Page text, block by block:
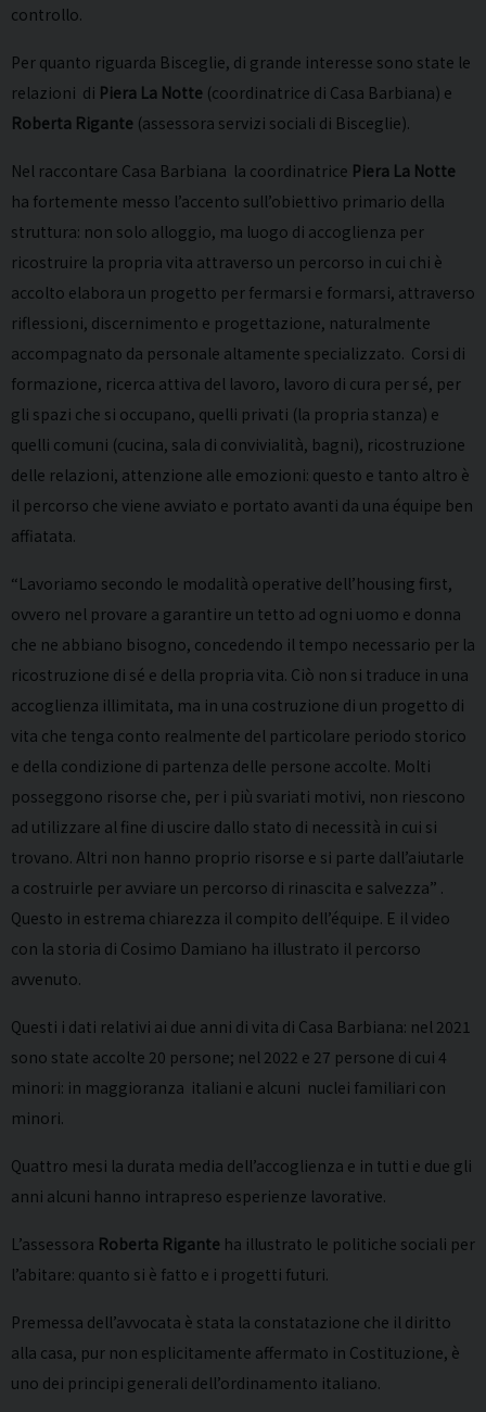
controllo.
Per quanto riguarda Bisceglie, di grande interesse sono state le
relazioni di Piera La Notte (coordinatrice di Casa Barbiana) e
Roberta Rigante (assessora servizi sociali di Bisceglie).
Nel raccontare Casa Barbiana la coordinatrice Piera La Notte
ha fortemente messo l’accento sull’obiettivo primario della
struttura: non solo alloggio, ma luogo di accoglienza per
ricostruire la propria vita attraverso un percorso in cui chi è
accolto elabora un progetto per fermarsi e formarsi, attraverso
riflessioni, discernimento e progettazione, naturalmente
accompagnato da personale altamente specializzato. Corsi di
formazione, ricerca attiva del lavoro, lavoro di cura per sé, per
gli spazi che si occupano, quelli privati (la propria stanza) e
quelli comuni (cucina, sala di convivialità, bagni), ricostruzione
delle relazioni, attenzione alle emozioni: questo e tanto altro è
il percorso che viene avviato e portato avanti da una équipe ben
affiatata.
“Lavoriamo secondo le modalità operative dell’housing first,
ovvero nel provare a garantire un tetto ad ogni uomo e donna
che ne abbiano bisogno, concedendo il tempo necessario per la
ricostruzione di sé e della propria vita. Ciò non si traduce in una
accoglienza illimitata, ma in una costruzione di un progetto di
vita che tenga conto realmente del particolare periodo storico
e della condizione di partenza delle persone accolte. Molti
posseggono risorse che, per i più svariati motivi, non riescono
ad utilizzare al fine di uscire dallo stato di necessità in cui si
trovano. Altri non hanno proprio risorse e si parte dall’aiutarle
a costruirle per avviare un percorso di rinascita e salvezza” .
Questo in estrema chiarezza il compito dell’équipe. E il video
con la storia di Cosimo Damiano ha illustrato il percorso
avvenuto.
Questi i dati relativi ai due anni di vita di Casa Barbiana: nel 2021
sono state accolte 20 persone; nel 2022 e 27 persone di cui 4
minori: in maggioranza italiani e alcuni nuclei familiari con
minori.
Quattro mesi la durata media dell’accoglienza e in tutti e due gli
anni alcuni hanno intrapreso esperienze lavorative.
L’assessora Roberta Rigante ha illustrato le politiche sociali per
l’abitare: quanto si è fatto e i progetti futuri.
Premessa dell’avvocata è stata la constatazione che il diritto
alla casa, pur non esplicitamente affermato in Costituzione, è
uno dei principi generali dell’ordinamento italiano.